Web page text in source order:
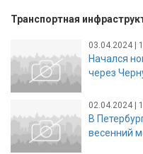
Транспортная
03.04.2024 |
Начался
через
02.04.2024 |
В
весенний